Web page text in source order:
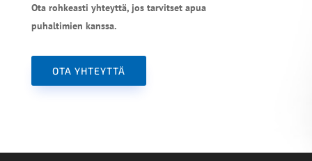
Ota rohkeasti yhteyttä, jos tarvitset apua
puhaltimien kanssa.
OTA YHTEYTTÄ